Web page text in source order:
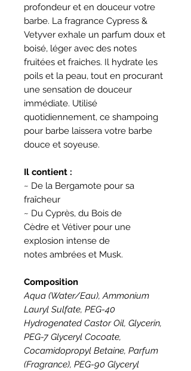
profondeur et en douceur votre
barbe. La fragrance Cypress &
Vetyver exhale un parfum doux et
boisé, léger avec des notes
fruitées et fraiches. Il hydrate les
poils et la peau, tout en procurant
une sensation de douceur
immédiate. Utilisé
quotidiennement, ce shampoing
pour barbe laissera votre barbe
douce et soyeuse.
Il contient :
~ De la Bergamote pour sa
fraîcheur
~ Du Cyprès, du Bois de
Cèdre et Vétiver pour une
explosion intense de
notes ambrées et Musk.
Composition
Aqua (Water/Eau), Ammonium
Lauryl Sulfate, PEG-40
Hydrogenated Castor Oil, Glycerin,
PEG-7 Glyceryl Cocoate,
Cocamidopropyl Betaine, Parfum
(Fragrance), PEG-90 Glyceryl